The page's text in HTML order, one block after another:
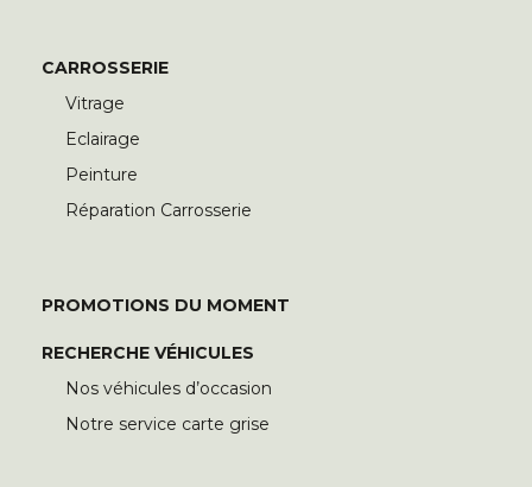
CARROSSERIE
Vitrage
Eclairage
Peinture
Réparation Carrosserie
PROMOTIONS DU MOMENT
RECHERCHE VÉHICULES
Nos véhicules d’occasion
Notre service carte grise